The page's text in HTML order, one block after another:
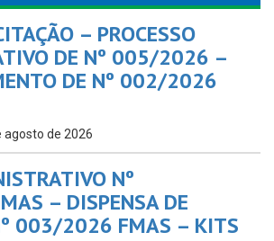
– PROCESSO
DE Nº 005/2026 –
DE Nº 002/2026
agosto de 2026
Nº
– DISPENSA DE
003/2026 FMAS – KITS